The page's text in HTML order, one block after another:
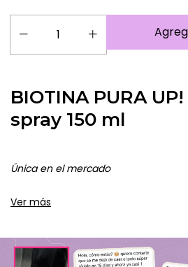
BIOTINA PURA
spray 150 ml
Única en el mercado
Fórmula original
Ver más